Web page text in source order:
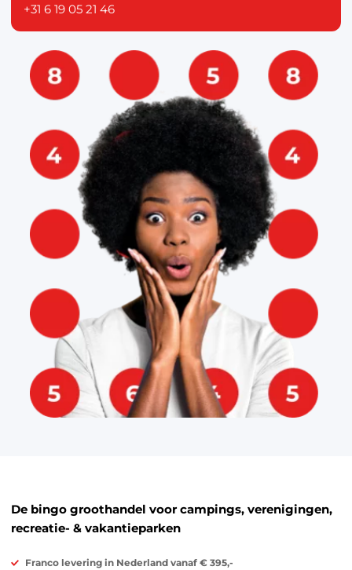
+31 6 19 05 21 46
De bingo groothandel voor campings, verenigingen,
recreatie- & vakantieparken
Franco levering in Nederland vanaf € 395,-